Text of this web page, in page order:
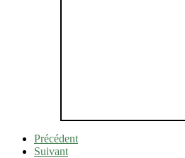
Précédent
Suivant